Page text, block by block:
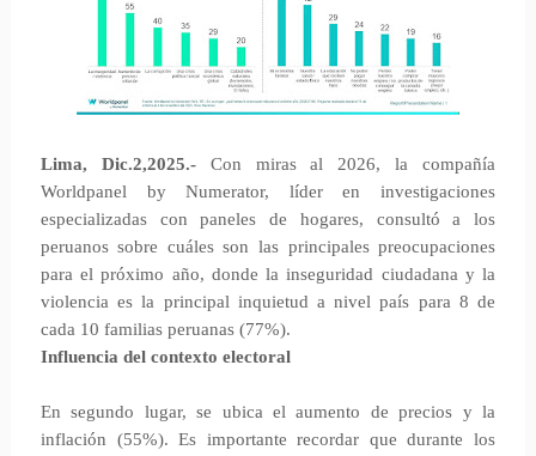
Lima, Dic.2,2025.-Con miras al 2026, la compañía
Worldpanel by Numerator, líder en investigaciones
especializadas con paneles de hogares, consultó a los
peruanos sobre cuáles son las principales preocupaciones
para el próximo año, donde la inseguridad ciudadana y la
violencia es la principal inquietud a nivel país para 8 de
cada 10 familias peruanas (77%).
Influencia del contexto electoral
En segundo lugar, se ubica el aumento de precios y la
inflación (55%). Es importante recordar que durante los